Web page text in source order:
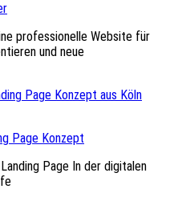
professionelle Website für
und neue
Page Konzept
Page In der digitalen